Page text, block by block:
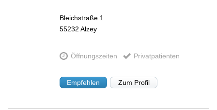
Bleichstraße 1
55232 Alzey
Öffnungszeiten Privatpatienten
Empfehlen Zum Profil